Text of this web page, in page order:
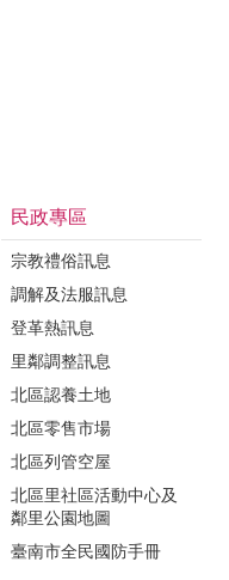
民政專區
宗教禮俗訊息
調解及法服訊息
登革熱訊息
里鄰調整訊息
北區認養土地
北區零售市場
北區列管空屋
北區里社區活動中心及
鄰里公園地圖
臺南市全民國防手冊